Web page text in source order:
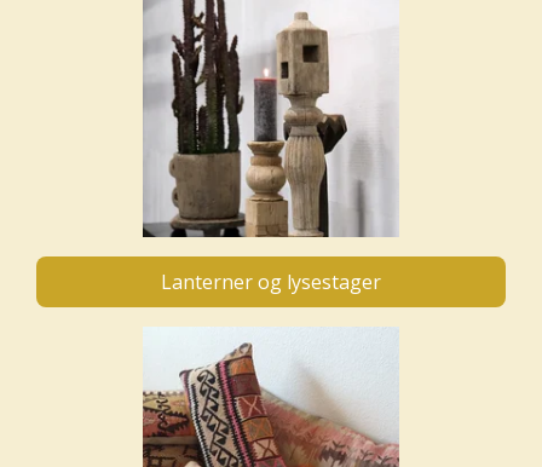
Lanterner og lysestager